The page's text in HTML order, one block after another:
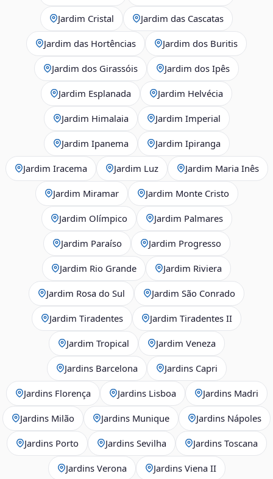
Jardim Cristal Jardim das Cascatas
Jardim das Hortências Jardim dos Buritis
Jardim dos Girassóis Jardim dos Ipês
Jardim Esplanada Jardim Helvécia
Jardim Himalaia Jardim Imperial
Jardim Ipanema Jardim Ipiranga
Jardim Iracema Jardim Luz Jardim Maria Inês
Jardim Miramar Jardim Monte Cristo
Jardim Olímpico Jardim Palmares
Jardim Paraíso Jardim Progresso
Jardim Rio Grande Jardim Riviera
Jardim Rosa do Sul Jardim São Conrado
Jardim Tiradentes Jardim Tiradentes II
Jardim Tropical Jardim Veneza
Jardins Barcelona Jardins Capri
Jardins Florença Jardins Lisboa Jardins Madri
Jardins Milão Jardins Munique Jardins Nápoles
Jardins Porto Jardins Sevilha Jardins Toscana
Jardins Verona Jardins Viena II